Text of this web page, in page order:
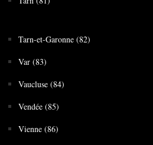
Tarn-et-Garonne (82)
Var (83)
Vaucluse (84)
Vendée (85)
Vienne (86)